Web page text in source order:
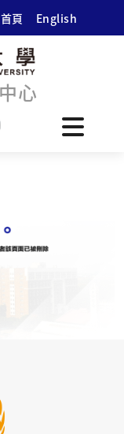
頁 English
心